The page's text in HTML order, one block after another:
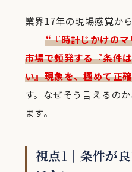
業界17年の現場感覚か
──“『時計じかけの
市場で頻発する『条件
い』現象を、極めて正
す。なぜそう言えるの
ます。
視点1｜条件が